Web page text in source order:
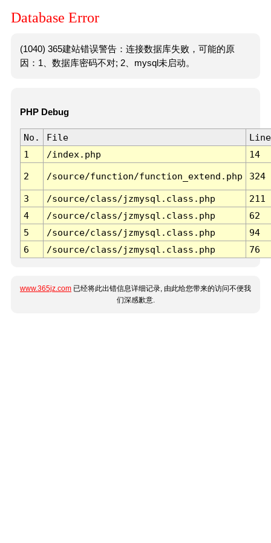
Database Error
(1040) 365建站错误警告：连接数据库失败，可能的原
因：1、数据库密码不对; 2、mysql未启动。
PHP Debug
No. File
Line
1
/index.php 14
2 /source/function/function_extend.php 324
3 /source/class/jzmysql.class.php
211
4
/source/class/jzmysql.class.php
62
5
/source/class/jzmysql.class.php
94
6
/source/class/jzmysql.class.php 76
www.365jz.com 已经将此出错信息详细记录, 由此给您带来的访问不便我
们深感歉意.